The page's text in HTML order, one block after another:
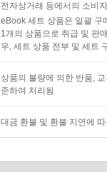
전자상거래 등에서의 소비
eBook 세트 상품은 일괄 구
1개의 상품으로 취급 및 판
우, 세트 상품 전부 및 세트
상품의 불량에 의한 반품,
준하여 처리됨
대금 환불 및 환불 지연에